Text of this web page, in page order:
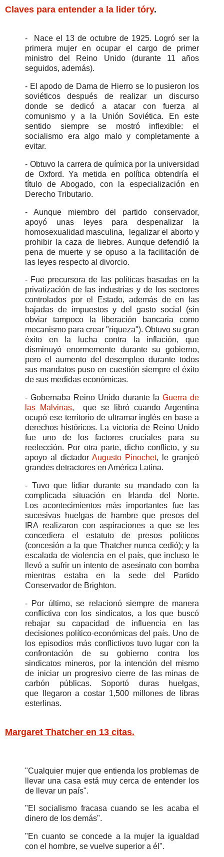
Claves para entender a la lider tóry.
- Nace el 13 de octubre de 1925. Logró ser la
primera mujer en ocupar el cargo de primer
ministro del Reino Unido (durante 11 años
seguidos, además).
- El apodo de Dama de Hierro se lo pusieron los
soviéticos después de realizar un discurso
donde se dedicó a atacar con fuerza al
comunismo y a la Unión Soviética. En este
sentido siempre se mostró inflexible: el
socialismo era algo malo y completamente a
evitar.
- Obtuvo la carrera de química por la universidad
de Oxford. Ya metida en política obtendría el
título de Abogado, con la especialización en
Derecho Tributario.
- Aunque miembro del partido conservador,
apoyó unas leyes para despenalizar la
homosexualidad masculina, legalizar el aborto y
prohibir la caza de liebres. Aunque defendió la
pena de muerte y se opuso a la facilitación de
las leyes respecto al divorcio.
- Fue precursora de las políticas basadas en la
privatización de las industrias y de los sectores
controlados por el Estado, además de en las
bajadas de impuestos y del gasto social (sin
obviar tampoco la liberación bancaria como
mecanismo para crear "riqueza"). Obtuvo su gran
éxito en la lucha contra la inflación, que
disminuyó enormemente durante su gobierno,
pero el aumento del desempleo durante todos
sus mandatos puso en cuestión siempre el éxito
de sus medidas económicas.
- Gobernaba Reino Unido durante la Guerra de
las Malvinas, que se libró cuando Argentina
ocupó ese territorio de ultramar inglés en base a
derechos históricos. La victoria de Reino Unido
fue uno de los factores cruciales para su
reelección. Por otra parte, dicho conflicto, y su
apoyo al dictador Augusto Pinochet, le granjeó
grandes detractores en América Latina.
- Tuvo que lidiar durante su mandado con la
complicada situación en Irlanda del Norte.
Los acontecimientos más importantes fue las
sucesivas huelgas de hambre que presos del
IRA realizaron con aspiraciones a que se les
concediera el estatuto de presos políticos
(concesión a la que Thatcher nunca cedió); y la
escalada de violencia en el país, que incluso le
llevó a sufrir un intento de asesinato con bomba
mientras estaba en la sede del Partido
Conservador de Brighton.
- Por último, se relacionó siempre de manera
conflictiva con los sindicatos, a los que buscó
rebajar su capacidad de influencia en las
decisiones político-económicas del país. Uno de
los episodios más conflictivos tuvo lugar con la
confrontación de su gobierno contra los
sindicatos mineros, por la intención del mismo
de iniciar un progresivo cierre de las minas de
carbón públicas. Soportó duras huelgas,
que llegaron a costar 1,500 millones de libras
esterlinas.
Margaret Thatcher en 13 citas.
"Cualquier mujer que entienda los problemas de
llevar una casa está muy cerca de entender los
de llevar un país".
"El socialismo fracasa cuando se les acaba el
dinero de los demás".
"En cuanto se concede a la mujer la igualdad
con el hombre, se vuelve superior a él".